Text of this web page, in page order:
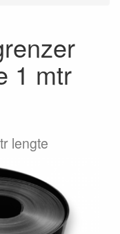
1 mtr
lengte